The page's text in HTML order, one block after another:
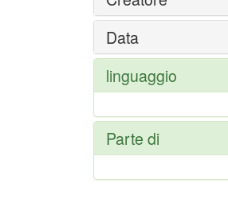
Data
linguaggio
Parte di